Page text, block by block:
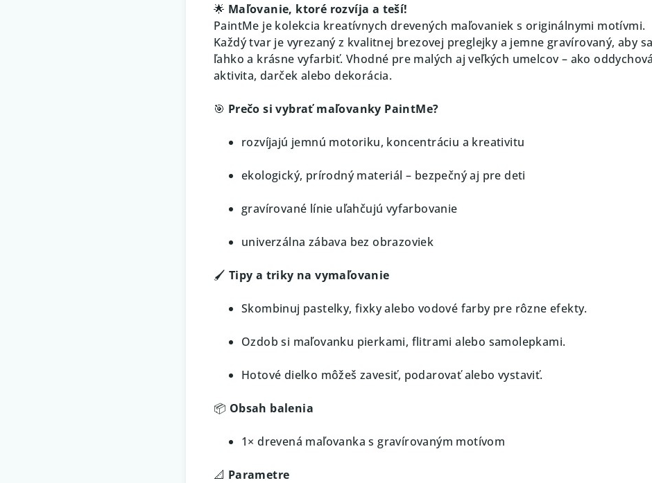
🌟 Maľovanie, ktoré rozvíja a teší!
PaintMe je kolekcia kreatívnych drevených maľovaniek s originálnymi motívmi.
Každý tvar je vyrezaný z kvalitnej brezovej preglejky a jemne gravírovaný, aby
ľahko a krásne vyfarbiť. Vhodné pre malých aj veľkých umelcov – ako
aktivita, darček alebo dekorácia.
🎯 Prečo si vybrať maľovanky PaintMe?
rozvíjajú jemnú motoriku, koncentráciu a kreativitu
ekologický, prírodný materiál – bezpečný aj pre deti
gravírované línie uľahčujú vyfarbovanie
univerzálna zábava bez obrazoviek
🖌️ Tipy a triky na vymaľovanie
Skombinuj pastelky, fixky alebo vodové farby pre rôzne efekty.
Ozdob si maľovanku pierkami, flitrami alebo samolepkami.
Hotové dielko môžeš zavesiť, podarovať alebo vystaviť.
📦 Obsah balenia
1× drevená maľovanka s gravírovaným motívom
📐 Parametre